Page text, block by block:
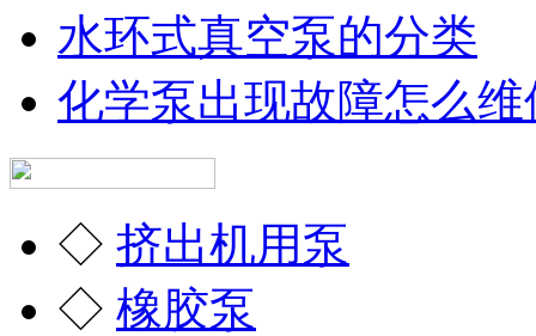
水环式真空泵的分类
化学泵出现故障怎么维
◇ 挤出机用泵
◇ 橡胶泵